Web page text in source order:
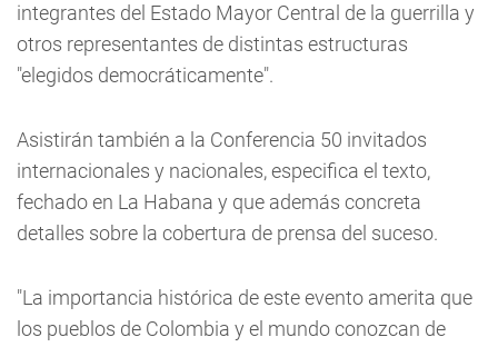
integrantes del Estado Mayor Central de la guerrilla y
otros representantes de distintas estructuras
"elegidos democráticamente".
Asistirán también a la Conferencia 50 invitados
internacionales y nacionales, especifica el texto,
fechado en La Habana y que además concreta
detalles sobre la cobertura de prensa del suceso.
"La importancia histórica de este evento amerita que
los pueblos de Colombia y el mundo conozcan de